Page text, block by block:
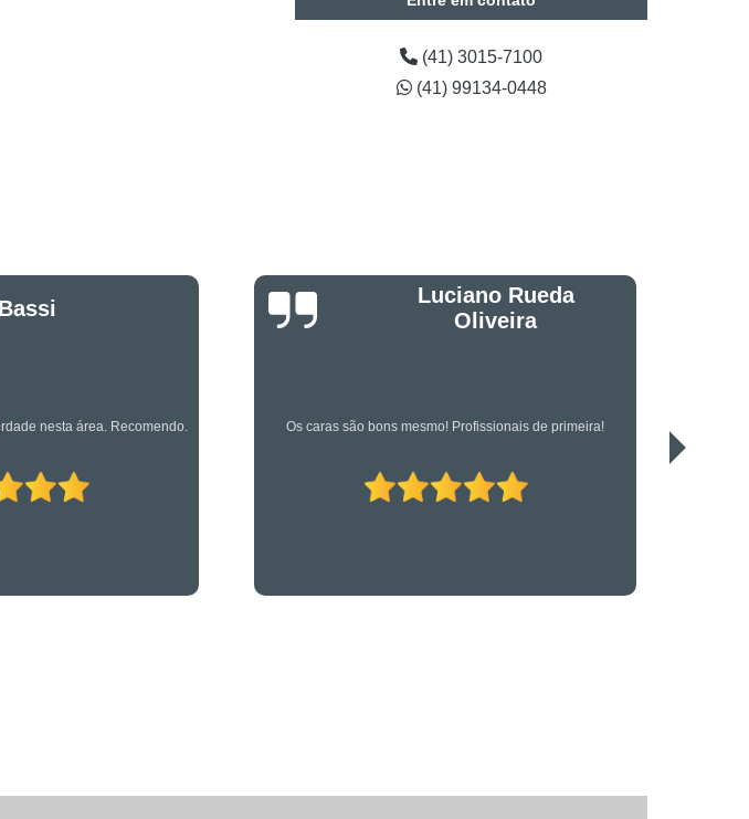
Instalação de Câmeras Intelbras
de Sistema para Contagem de Pessoas
Timelapse para Obras
Serviços Especializados em Suportes para CFTV
(41) 3015-7100
(41) 99134-0448
Rueda
Oliveira
Profissionais de primeira! Serviço de qualidade!